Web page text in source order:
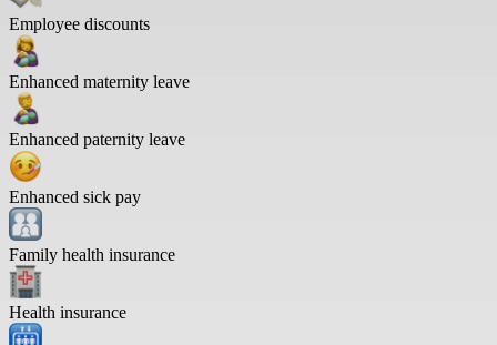
Employee discounts
Enhanced maternity leave
Enhanced paternity leave
Enhanced sick pay
Family health insurance
Health insurance